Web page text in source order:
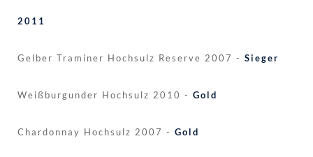
2011
Gelber Traminer Hochsulz Reserve 2007 - Sieger
Weißburgunder Hochsulz 2010 - Gold
Chardonnay Hochsulz 2007 - Gold